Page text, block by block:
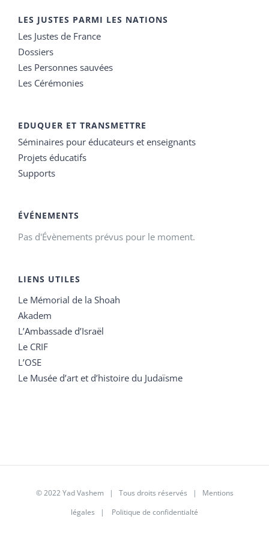
LES JUSTES PARMI LES NATIONS
Les Justes de France
Dossiers
Les Personnes sauvées
Les Cérémonies
EDUQUER ET TRANSMETTRE
Séminaires pour éducateurs et enseignants
Projets éducatifs
Supports
ÉVÉNEMENTS
Pas d'Évènements prévus pour le moment.
LIENS UTILES
Le Mémorial de la Shoah
Akadem
L’Ambassade d’Israël
Le CRIF
L’OSE
Le Musée d’art et d’histoire du Judaïsme
© 2022 Yad Vashem | Tous droits réservés | Mentions
légales | Politique de confidentialté